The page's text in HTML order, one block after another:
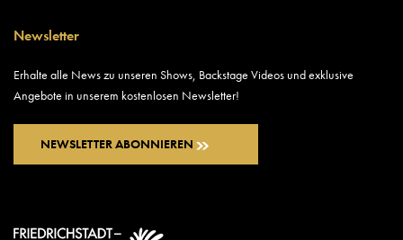
Newsletter
Erhalte alle News zu unseren Shows, Backstage Videos und exklusive
Angebote in unserem kostenlosen Newsletter!
NEWSLETTER ABONNIEREN